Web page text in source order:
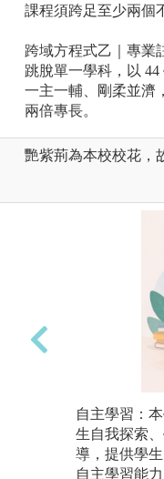
課程須跨足至少兩個
跨域方程式乙｜專業
跳脫單一學科，以
一主一輔、剛柔並濟
兩倍專長。
艷紫荊為本校校花，
整合性專案討論(醫
自主學習：
生自我探索
導，提供學
自主學習能力